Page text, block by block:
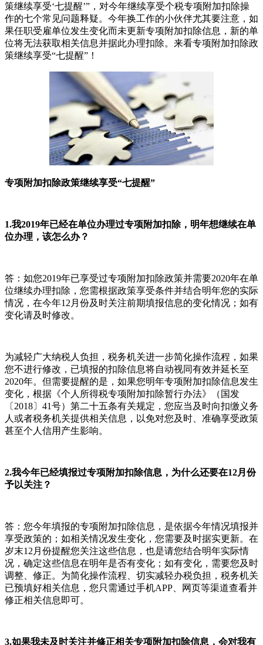
策继续享受‘七提醒’”，对今年继续享受个税专项附加扣除操
作的七个常见问题释疑。今年换工作的小伙伴尤其要注意，如
果任职受雇单位发生变化而未更新专项附加扣除信息，新的单
位将无法获取相关信息并据此办理扣除。来看专项附加扣除政
策继续享受“七提醒”！
专项附加扣除政策继续享受“七提醒”
1.我2019年已经在单位办理过专项附加扣除，明年想继续在单
位办理，该怎么办？
答：如您2019年已享受过专项附加扣除政策并需要2020年在单
位继续办理扣除，您需根据政策享受条件并结合明年您的实际
情况，在今年12月份及时关注前期填报信息的变化情况；如有
变化请及时修改。
为减轻广大纳税人负担，税务机关进一步简化操作流程，如果
您不进行修改，已填报的扣除信息将自动视同有效并延长至
2020年。但需要提醒的是，如果您明年专项附加扣除信息发生
变化，根据《个人所得税专项附加扣除暂行办法》（国发
〔2018〕41号）第二十五条有关规定，您应当及时向扣缴义务
人或者税务机关提供相关信息，以免对您及时、准确享受政策
甚至个人信用产生影响。
2.我今年已经填报过专项附加扣除信息，为什么还要在12月份
予以关注？
答：您今年填报的专项附加扣除信息，是依据今年情况填报并
享受政策的；如相关情况发生变化，您需要及时据实更新。在
岁末12月份提醒您关注这些信息，也是请您结合明年实际情
况，确定这些信息在明年是否有变化；如有变化，需要您及时
调整、修正。为简化操作流程、切实减轻办税负担，税务机关
已预填好相关信息，您只需通过手机APP、网页等渠道查看并
修正相关信息即可。
3.如果我未及时关注并修正相关专项附加扣除信息，会对我有